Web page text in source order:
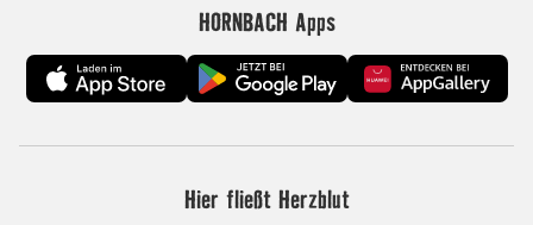
HORNBACH Apps
Hier fließt Herzblut